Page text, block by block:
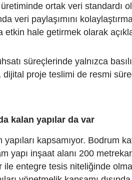
ortak veri standardı
veri paylaşımını
etkin hale getirmek olarak
süreçlerinde yalnızca
dijital proje teslimi de resmi
kalan yapılar da var
kapsamıyor. Bodrum
yapı inşaat alanı 200
ile entegre tesis niteliğinde